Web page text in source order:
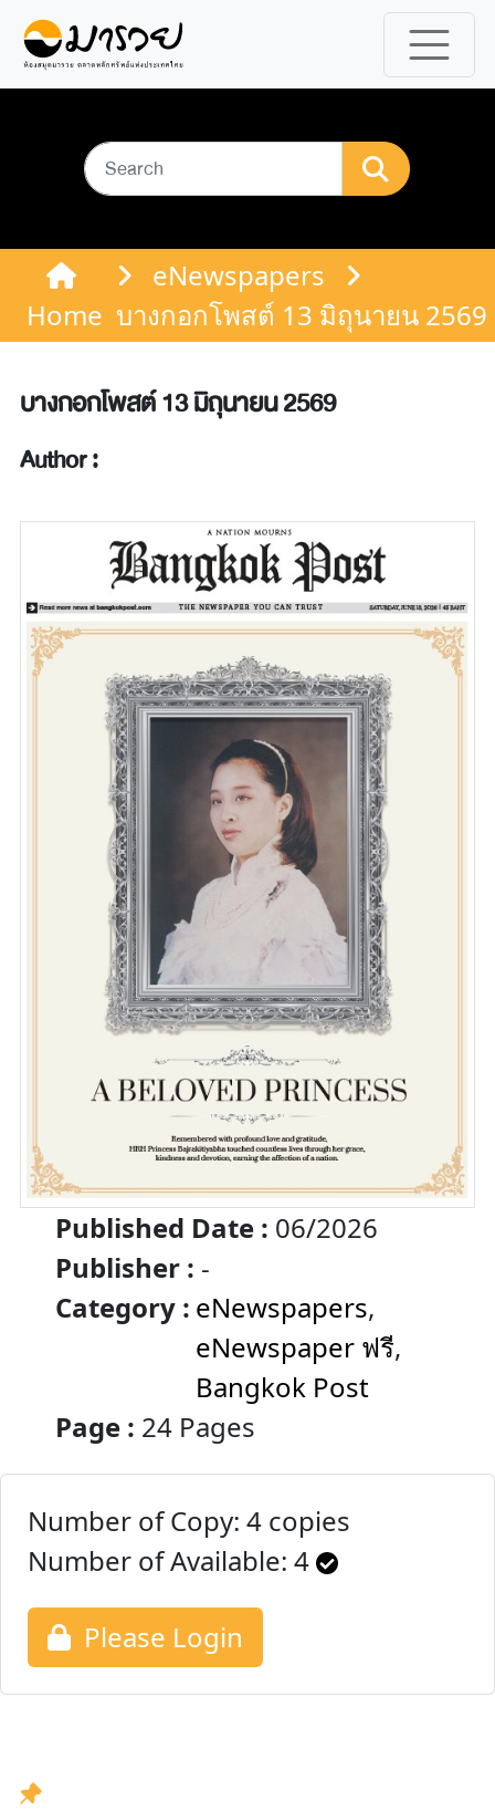
Home
eNewspapers
บางกอกโพสต์ 13 มิถุนายน 2569
บางกอกโพสต์ 13 มิถุนายน 2569
Author :
Published Date : 06/2026
Publisher : -
Category : eNewspapers,
eNewspaper ฟรี,
Bangkok Post
Page : 24 Pages
Number of Copy: 4 copies
Number of Available: 4
Please Login